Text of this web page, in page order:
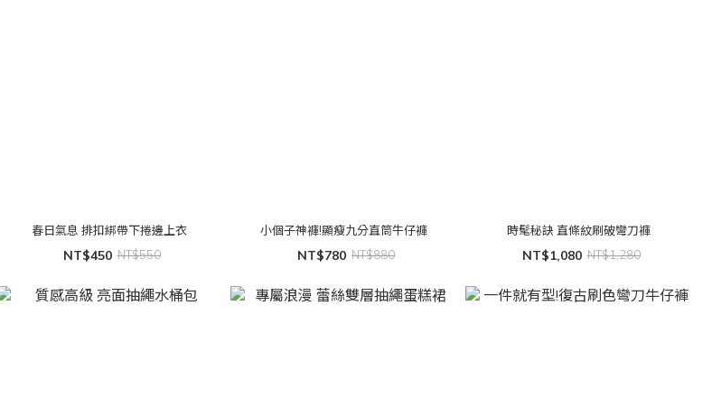
春日氣息 排扣綁帶下捲邊上衣
NT$450 NT$550
小個子神褲!顯瘦九分直筒牛仔褲
NT$780 NT$880
時髦秘訣 直條紋刷破彎刀褲
NT$1,080 NT$1,280